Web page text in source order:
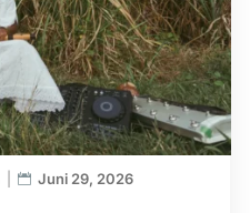
Juni 29, 2026